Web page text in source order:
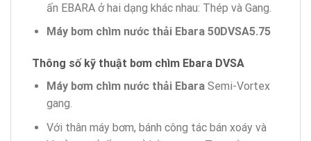
ấn EBARA ở hai dạng khác nhau: Thép và Gang.
Máy bơm chìm nước thải Ebara 50DVSA5.75
Thông số kỹ thuật bơm chìm Ebara DVSA
Máy bơm chìm nước thải EbaraSemi-Vortex
gang.
Với thân máy bơm, bánh công tác bán xoáy và